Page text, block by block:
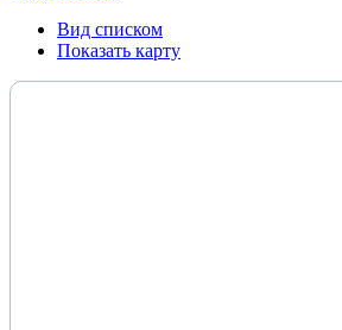
Вид списком
Показать карту